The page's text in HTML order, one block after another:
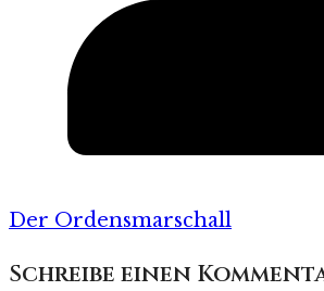
Der Ordensmarschall
Schreibe einen